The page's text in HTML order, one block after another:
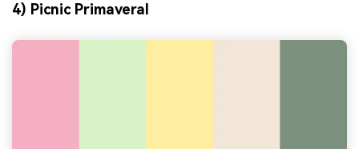
4) Picnic Primaveral